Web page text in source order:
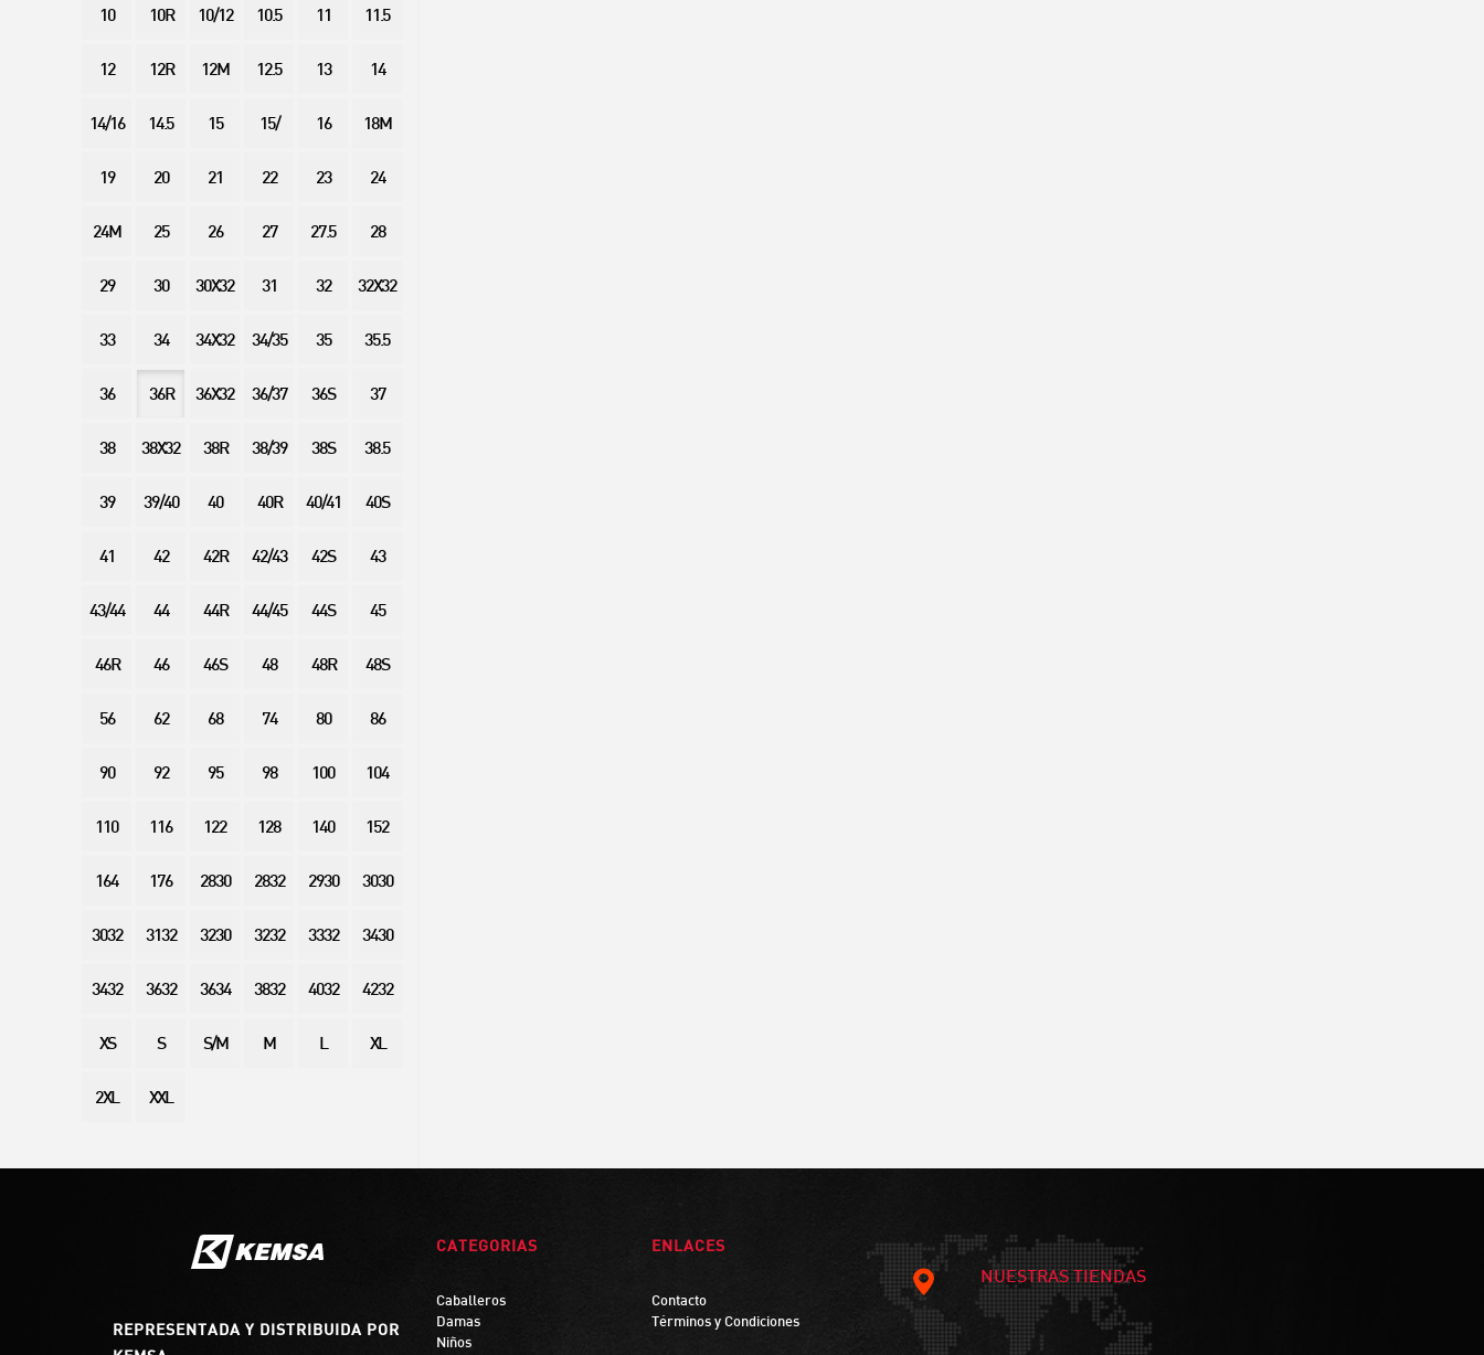
10 10R 10/12 10.5 11 11.5
12 12R 12M 12.5 13 14
14/16 14.5 15 15/ 16 18M
19 20 21 22 23 24
24M 25 26 27 27.5 28
29 30 30X32 31 32 32X32
33 34 34X32 34/35 35 35.5
36 36R 36X32 36/37 36S 37
38 38X32 38R 38/39 38S 38.5
39 39/40 40 40R 40/41 40S
41 42 42R 42/43 42S 43
43/44 44 44R 44/45 44S 45
46R 46 46S 48 48R 48S
56 62 68 74 80 86
90 92 95 98 100 104
110 116 122 128 140 152
164 176 2830 2832 2930 3030
3032 3132 3230 3232 3332 3430
3432 3632 3634 3832 4032 4232
XS S S/M M L XL
2XL XXL
REPRESENTADA Y DISTRIBUIDA POR
CATEGORIAS
Caballeros
Damas
Niños
ENLACES
Contacto
Términos y Condiciones
NUESTRAS TIENDAS